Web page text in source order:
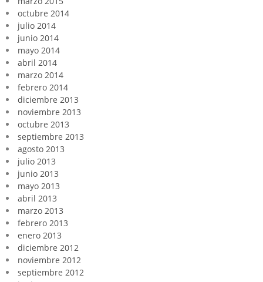
octubre 2014
julio 2014
junio 2014
mayo 2014
abril 2014
marzo 2014
febrero 2014
diciembre 2013
noviembre 2013
octubre 2013
septiembre 2013
agosto 2013
julio 2013
junio 2013
mayo 2013
abril 2013
marzo 2013
febrero 2013
enero 2013
diciembre 2012
noviembre 2012
septiembre 2012